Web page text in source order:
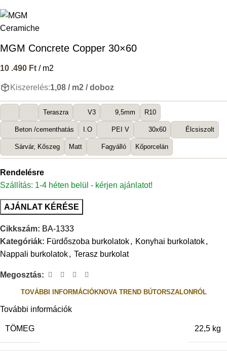
MGM Concrete Copper 30×60
10 .490 Ft / m2
Kiszerelés:1,08 / m2 / doboz
Teraszra V3 9,5mm R10
Beton /cementhatás I.O PEI V 30x60 Élcsiszolt
Sárvár, Kőszeg Matt Fagyálló Kőporcelán
Rendelésre
Szállítás: 1-4 héten belül - kérjen ajánlatot!
AJÁNLAT KÉRÉSE
Cikkszám: BA-1333
Kategóriák: Fürdőszoba burkolatok, Konyhai burkolatok,
Nappali burkolatok, Terasz burkolat
Megosztás:
TOVÁBBI INFORMÁCIÓKNOVA TREND BÚTORSZALONRÓL
További információk
TÖMEG 22,5 kg